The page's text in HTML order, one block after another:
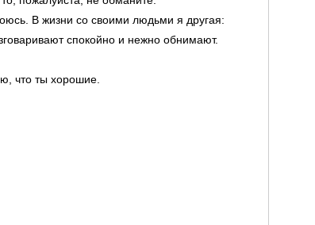
В жизни со своими людьми я другая:
спокойно и нежно обнимают.
что ты хорошие.